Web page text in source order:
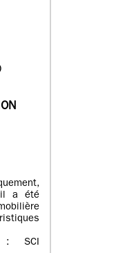
a été
: SCI